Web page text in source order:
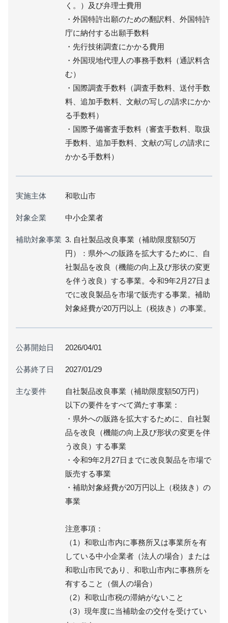
く。）及び弁理士費用
・外国特許出願のための翻訳料、外国特許
庁に納付する出願手数料
・先行技術調査にかかる費用
・外国現地代理人の事務手数料（通訳料含
む）
・国際調査手数料（調査手数料、送付手数
料、追加手数料、文献の写しの請求にかか
る手数料）
・国際予備審査手数料（審査手数料、取扱
手数料、追加手数料、文献の写しの請求に
かかる手数料）
実施主体 和歌山市
対象企業 中小企業者
補助対象事業 3. 自社製品改良事業（補助限度額50万
円）：県外への販路を拡大するために、自
社製品を改良（機能の向上及び形状の変更
を伴う改良）する事業。令和9年2月27日ま
でに改良製品を市場で販売する事業。補助
対象経費が20万円以上（税抜き）の事業。
公募開始日 2026/04/01
公募終了日 2027/01/29
主な要件
自社製品改良事業（補助限度額50万円）
以下の要件をすべて満たす事業：
・県外への販路を拡大するために、自社製
品を改良（機能の向上及び形状の変更を伴
う改良）する事業
・令和9年2月27日までに改良製品を市場で
販売する事業
・補助対象経費が20万円以上（税抜き）の
事業
注意事項：
（1）和歌山市内に事務所又は事業所を有
している中小企業者（法人の場合）または
和歌山市民であり、和歌山市内に事務所を
有すること（個人の場合）
（2）和歌山市税の滞納がないこと
（3）現年度に当補助金の交付を受けてい